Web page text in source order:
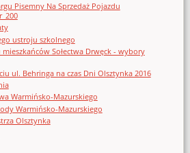
Pisemny Na Sprzedaż Pojazdu
ustroju szkolnego
mieszkańców Sołectwa Drwęck - wybory
ul. Behringa na czas Dni Olsztynka 2016
Warmińsko-Mazurskiego
Warmińsko-Mazurskiego
Olsztynka